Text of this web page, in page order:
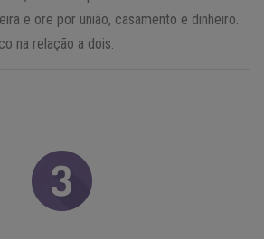
e ore por união, casamento e dinheiro.
na relação a dois.